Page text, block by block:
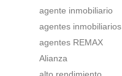
agente inmobiliario
agentes inmobiliarios
agentes REMAX
Alianza
alto rendimiento